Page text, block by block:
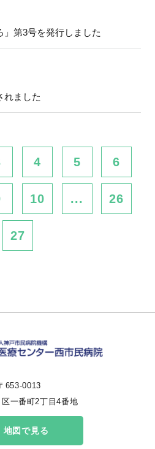
第3号を発行しました
れました
4 5 6
10 ... 26
27
653-0013
一番町2丁目4番地
地図で見る